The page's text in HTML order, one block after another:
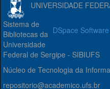
UNIVERSIDADE
DSpace Software
Sistema de
Bibliotecas da
Universidade
Federal de Sergipe - SIBIUFS
Núcleo de Tecnologia da
repositorio@academico.ufs.br